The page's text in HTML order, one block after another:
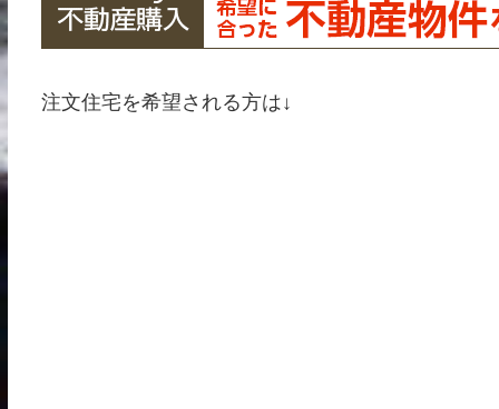
注文住宅を希望される方は↓